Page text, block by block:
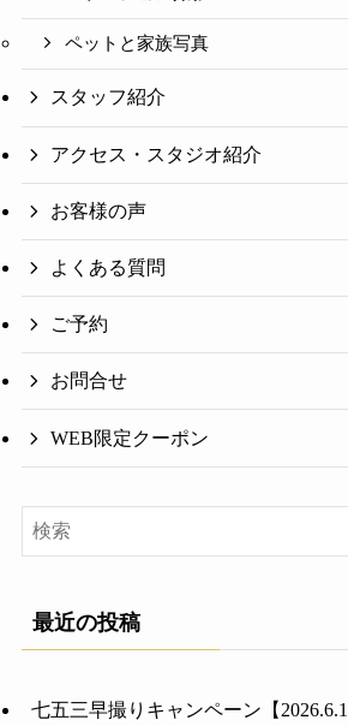
ペットと家族写真
スタッフ紹介
アクセス・スタジオ紹介
お客様の声
よくある質問
ご予約
お問合せ
WEB限定クーポン
最近の投稿
七五三早撮りキャンペーン【2026.6.1